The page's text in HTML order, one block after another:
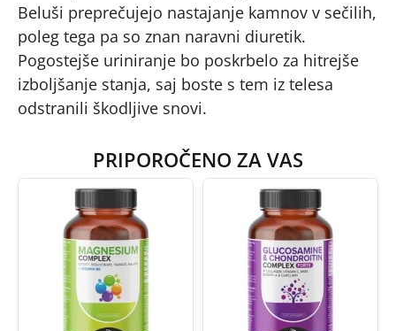
Beluši preprečujejo nastajanje kamnov v sečilih,
poleg tega pa so znan naravni diuretik.
Pogostejše uriniranje bo poskrbelo za hitrejše
izboljšanje stanja, saj boste s tem iz telesa
odstranili škodljive snovi.
PRIPOROČENO ZA VAS